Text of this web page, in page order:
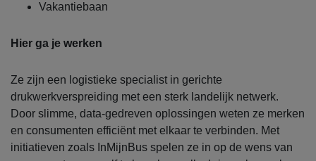
Vakantiebaan
Hier ga je werken
Ze zijn een logistieke specialist in gerichte
drukwerkverspreiding met een sterk landelijk netwerk.
Door slimme, data-gedreven oplossingen weten ze merken
en consumenten efficiënt met elkaar te verbinden. Met
initiatieven zoals InMijnBus spelen ze in op de wens van